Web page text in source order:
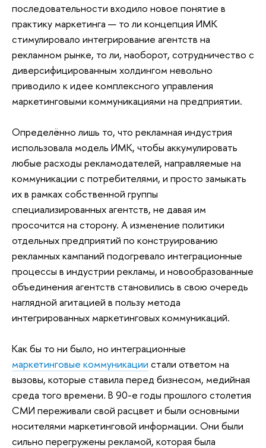
последовательности входило новое понятие в
практику маркетинга — то ли концепция ИМК
стимулировало интегрирование агентств на
рекламном рынке, то ли, наоборот, сотрудничество с
диверсифицированным холдингом невольно
приводило к идее комплексного управления
маркетинговыми коммуникациями на предприятии.
Определённо лишь то, что рекламная индустрия
использовала модель ИМК, чтобы аккумулировать
любые расходы рекламодателей, направляемые на
коммуникации с потребителями, и просто замыкать
их в рамках собственной группы
специализированных агентств, не давая им
просочится на сторону. А изменение политики
отдельных предприятий по конструированию
рекламных кампаний подогревало интеграционные
процессы в индустрии рекламы, и новообразованные
объединения агентств становились в свою очередь
наглядной агитацией в пользу метода
интегрированных маркетинговых коммуникаций.
Как бы то ни было, но интеграционные
маркетинговые коммуникации стали ответом на
вызовы, которые ставила перед бизнесом, медийная
среда того времени. В 90-е годы прошлого столетия
СМИ переживали свой расцвет и были основными
носителями маркетинговой информации. Они были
сильно перегружены рекламой, которая была